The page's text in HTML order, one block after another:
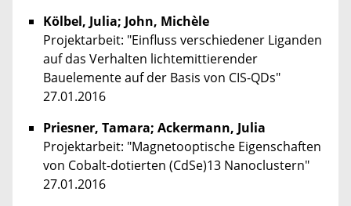
Kölbel, Julia; John, Michèle
Projektarbeit: "Einfluss verschiedener Liganden
auf das Verhalten lichtemittierender
Bauelemente auf der Basis von CIS-QDs"
27.01.2016
Priesner, Tamara; Ackermann, Julia
Projektarbeit: "Magnetooptische Eigenschaften
von Cobalt-dotierten (CdSe)13 Nanoclustern"
27.01.2016